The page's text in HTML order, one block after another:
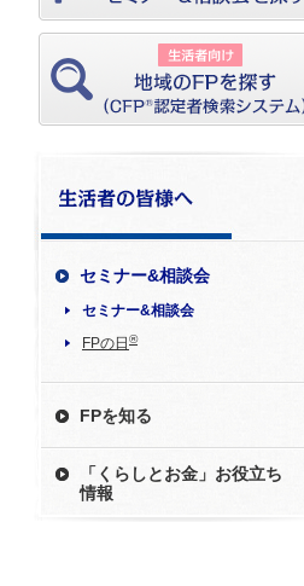
セミナー&相談会
セミナー&相談会
FPの日 ®
FPを知る
「くらしとお金」お役立ち
情報